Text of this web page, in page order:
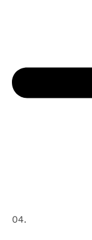
04.